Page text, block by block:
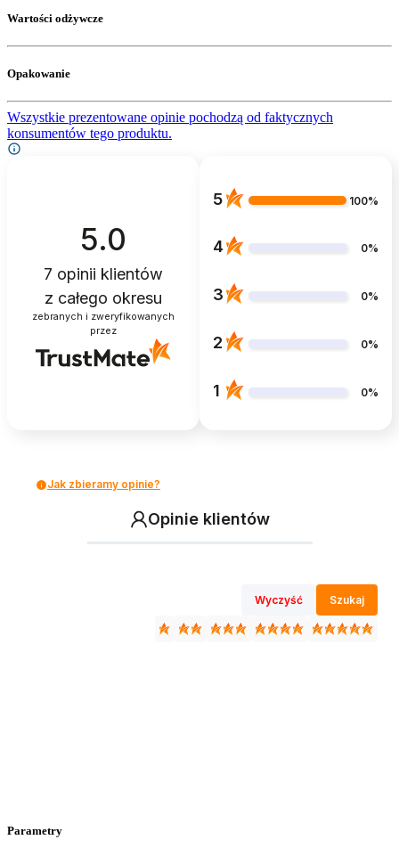
Wartości odżywcze
Opakowanie
Wszystkie prezentowane opinie pochodzą od faktycznych
konsumentów tego produktu.
5.0
7 opinii klientów
z całego okresu
zebranych i zweryfikowanych
przez
5 100%
4 0%
3 0%
2 0%
1 0%
Jak zbieramy opinie?
Opinie klientów
Wyczyść Szukaj
Parametry